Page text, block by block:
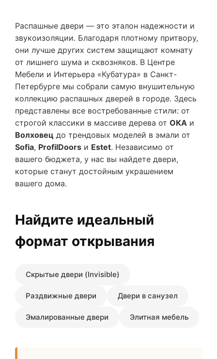
Распашные двери — это эталон надежности и
звукоизоляции. Благодаря плотному притвору,
они лучше других систем защищают комнату
от лишнего шума и сквозняков. В Центре
Мебели и Интерьера «Кубатура» в Санкт-
Петербурге мы собрали самую внушительную
коллекцию распашных дверей в городе. Здесь
представлены все востребованные стили: от
строгой классики в массиве дерева от ОКА и
Волховец до трендовых моделей в эмали от
Sofia, ProfilDoors и Estet. Независимо от
вашего бюджета, у нас вы найдете двери,
которые станут достойным украшением
вашего дома.
Найдите идеальный
формат открывания
Скрытые двери (Invisible)
Раздвижные двери Двери в санузел
Эмалированные двери Элитная мебель